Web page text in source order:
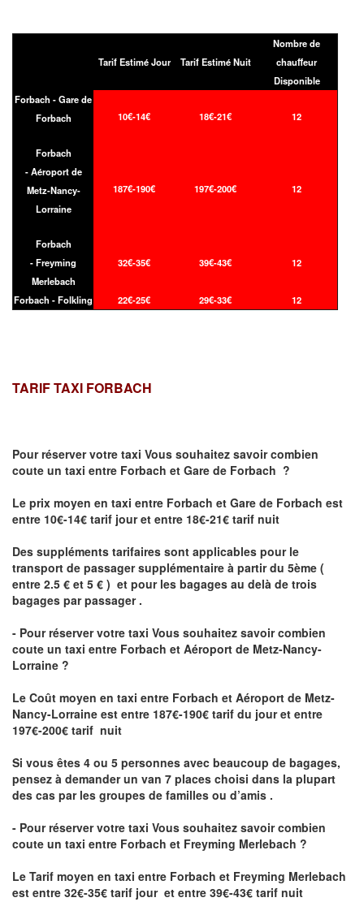
Tarif Estimé Jour Tarif Estimé Nuit
Nombre de
chauffeur
Disponible
Forbach - Gare de
Forbach
10€-14€ 18€-21€ 12
Forbach
- Aéroport de
Metz-Nancy-
Lorraine
187€-190€ 197€-200€ 12
Forbach
- Freyming
Merlebach
32€-35€ 39€-43€ 12
Forbach - Folkling 22€-25€ 29€-33€ 12
TARIF TAXI FORBACH
Pour réserver votre taxi Vous souhaitez savoircombien
coute un taxi entre Forbach et Gare de Forbach ?
Le prix moyen en taxi entre Forbach et Gare de Forbach est
entre 10€-14€ tarif jour et entre 18€-21€ tarif nuit
Des suppléments tarifaires sont applicables pour le
transport de passager supplémentaire à partir du 5ème (
entre 2.5 € et 5 € ) et pour les bagages au delà de trois
bagages par passager .
- Pour réserver votre taxi Vous souhaitez savoircombien
coute un taxi entre Forbach et Aéroport de Metz-Nancy-
Lorraine ?
Le Coût moyen en taxi entre Forbach et Aéroport de Metz-
Nancy-Lorraine est entre 187€-190€ tarif du jour et entre
197€-200€ tarif nuit
Si vous êtes 4 ou 5 personnes avec beaucoup de bagages,
pensez à demander un van 7 places choisi dans la plupart
des cas par les groupes de familles ou d’amis .
- Pour réserver votre taxi Vous souhaitez savoircombien
coute un taxi entre Forbach et Freyming Merlebach ?
Le Tarif moyen en taxi entre Forbach et Freyming Merlebach
est entre 32€-35€ tarif jour et entre 39€-43€ tarif nuit